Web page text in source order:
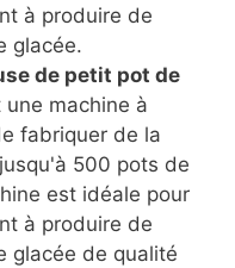
à produire de
glacée.
de petit pot de
machine à
fabriquer de la
500 pots de
est idéale pour
à produire de
glacée de qualité